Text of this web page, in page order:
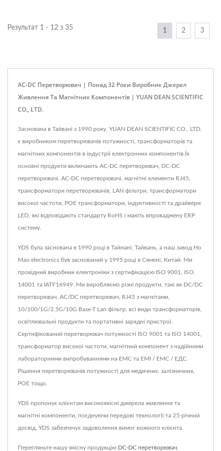
Результат 1 - 12 з 35 1 2 3
AC-DC Перетворювач | Понад 32 Роки Виробник Джерел
Живлення Та Магнітних Компонентів | YUAN DEAN SCIENTIFIC
CO., LTD.
Заснована в Тайвані з 1990 року, YUAN DEAN SCIENTIFIC CO., LTD.
є виробником перетворювачів потужності, трансформаторів та
магнітних компонентів в індустрії електронних компонентів.Їх
основні продукти включають AC-DC перетворювач, DC-DC
перетворювачі, AC-DC перетворювачі, магнітні елементи RJ45,
трансформатори перетворювачів, LAN фільтри, трансформатори
високої частоти, POE трансформатори, індуктивності та драйвери
LED, які відповідають стандарту RoHS і мають впроваджену ERP
систему.
YDS була заснована в 1990 році в Тайнані, Тайвань, а наш завод Ho
Mao electronics був заснований у 1995 році в Сямені, Китай. Ми
провідний виробник електроніки з сертифікацією ISO 9001, ISO
14001 та IATF16949. Ми виробляємо різні продукти, такі як DC/DC
перетворювач, AC/DC перетворювач, RJ45 з магнітами,
10/100/1G/2.5G/10G Base-T Lan фільтр, всі види трансформаторів,
освітлювальні продукти та портативні зарядні пристрої.
Сертифікований перетворювач потужності ISO 9001 та ISO 14001,
трансформатор високої частоти, магнітний компонент з надійними
лабораторними випробуваннями на ЕМС та ЕМІ / ЕМС / ЕДС.
Рішення перетворювачів потужності для медичних, залізничних,
POE тощо.
YDS пропонує клієнтам високоякісні джерела живлення та
магнітні компоненти, поєднуючи передові технології та 25-річний
досвід, YDS забезпечує задоволення вимог кожного клієнта.
Перегляньте нашу якісну продукцію DC-DC перетворювач